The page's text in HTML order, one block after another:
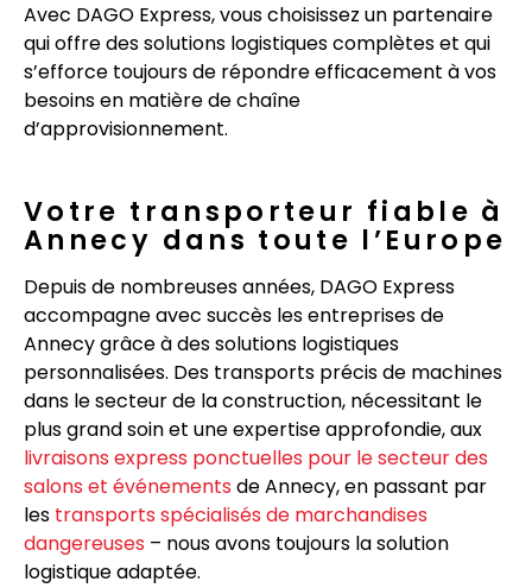
Avec DAGO Express, vous choisissez un partenaire
qui offre des solutions logistiques complètes et qui
s’efforce toujours de répondre efficacement à vos
besoins en matière de chaîne
d’approvisionnement.
Votre transporteur fiable à
Annecy dans toute l’Europe
Depuis de nombreuses années, DAGO Express
accompagne avec succès les entreprises de
Annecy grâce à des solutions logistiques
personnalisées. Des transports précis de machines
dans le secteur de la construction, nécessitant le
plus grand soin et une expertise approfondie, aux
livraisons express ponctuelles pour le secteur des
salons et événements de Annecy, en passant par
les transports spécialisés de marchandises
dangereuses – nous avons toujours la solution
logistique adaptée.